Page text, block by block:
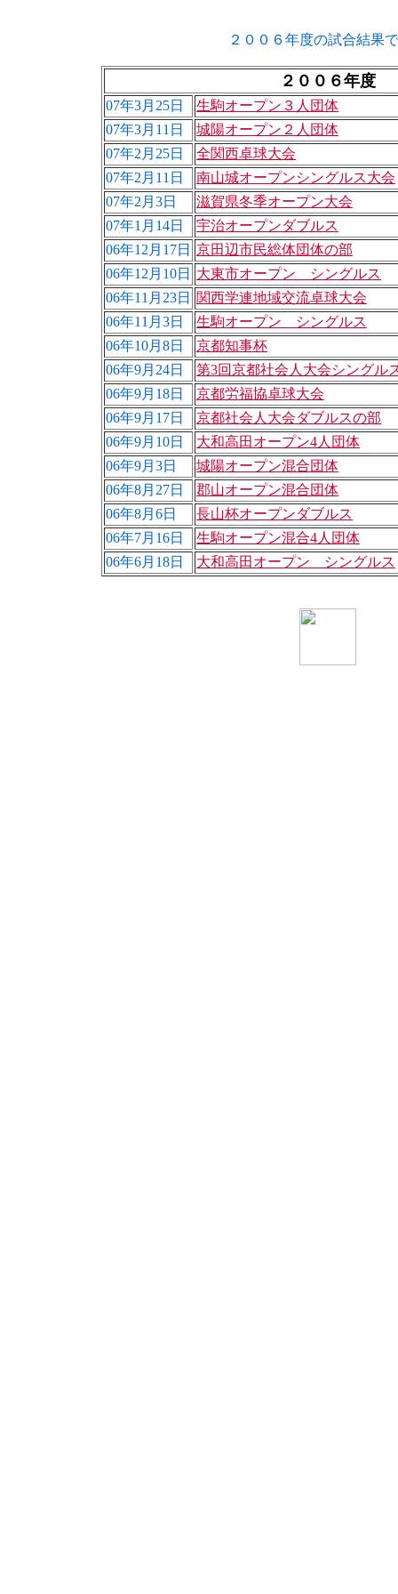
２００６年度の試合結果
２００６年度
07年3月25日
生駒オープン３人団体
07年3月11日
城陽オープン２人団体
07年2月25日
全関西卓球大会
07年2月11日
南山城オープンシングルス大会
07年2月3日
滋賀県冬季オープン大会
07年1月14日
宇治オープンダブルス
06年12月17日 京田辺市民総体団体の部
06年12月10日
大東市オープン シングルス
06年11月23日
関西学連地域交流卓球大会
06年11月3日
生駒オープン シングルス
06年10月8日
京都知事杯
06年9月24日
第3回京都社会人大会シングル
06年9月18日
京都労福協卓球大会
06年9月17日
京都社会人大会ダブルスの部
06年9月10日
大和高田オープン4人団体
06年9月3日
城陽オープン混合団体
06年8月27日
郡山オープン混合団体
06年8月6日
長山杯オープンダブルス
06年7月16日
生駒オープン混合4人団体
06年6月18日
大和高田オープン シングルス